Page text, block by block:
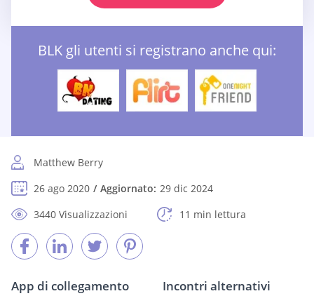
BLK gli utenti si registrano anche qui:
Matthew Berry
26 ago 2020
Aggiornato: 29 dic 2024
3440 Visualizzazioni
11 min lettura
App di collegamento Incontri alternativi